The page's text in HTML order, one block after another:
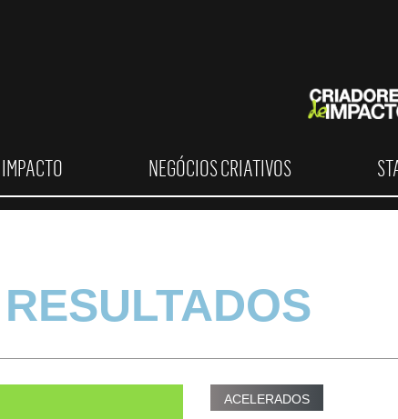
NEGÓCIOS CRIATIVOS
ACELERADOS